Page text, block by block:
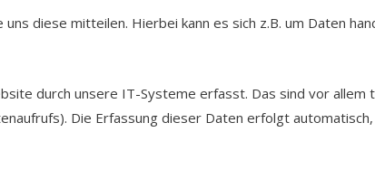
diese mitteilen. Hierbei kann es sich z.B. um Daten
durch unsere IT-Systeme erfasst. Das sind vor allem
Die Erfassung dieser Daten erfolgt